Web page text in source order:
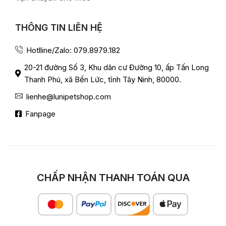
THÔNG TIN LIÊN HỆ
Hotlline/Zalo: 079.8979.182
20-21 đường Số 3, Khu dân cư Đường 10, ấp Tấn Long
Thanh Phú, xã Bến Lức, tỉnh Tây Ninh, 80000.
lienhe@lunipetshop.com
Fanpage
CHẤP NHẬN THANH TOÁN QUA